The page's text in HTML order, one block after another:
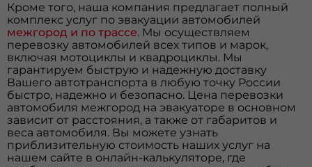
Кроме того, наша компания предлагает полный
комплекс услуг по эвакуации автомобилей
межгород и по трассе. Мы осуществляем
перевозку автомобилей всех типов и марок,
включая мотоциклы и квадроциклы. Мы
гарантируем быструю и надежную доставку
Вашего автотранспорта в любую точку России
быстро, надежно и безопасно. Цена перевозки
автомобиля межгород на эвакуаторе в основном
зависит от расстояния, а также от габаритов и
веса автомобиля. Вы можете узнать
приблизительную стоимость наших услуг на
нашем сайте в онлайн-калькуляторе, где